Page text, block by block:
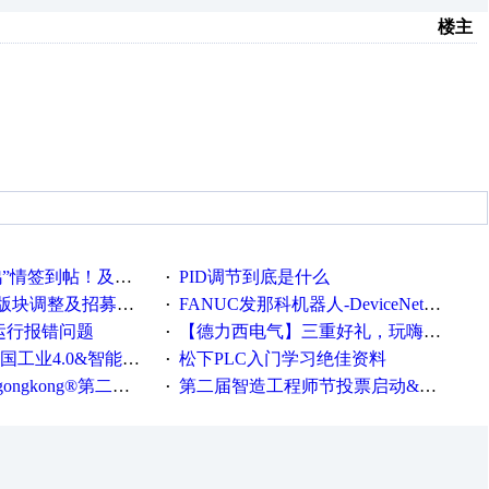
楼主
时更新在线研讨会预告 · PID调节到底是什么
整及招募版主公告
· FANUC发那科机器人-DeviceNet通信使用手册(中文)
行报错问题
·
【德力西电气】三重好礼，玩嗨夏日！
能制造高级培训班通知！
· 松下PLC入门学习绝佳资料
智造工程师节正式起航！
· 第二届智造工程师节投票启动&周周有礼！